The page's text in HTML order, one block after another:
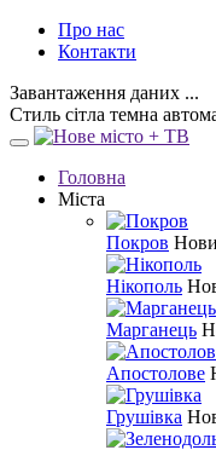
Про нас
Контакти
Завантаження даних ...
Стиль сітла темна
Головна
Міста
Покров
Нікополь
Марганець
Апостолове
Грушівка